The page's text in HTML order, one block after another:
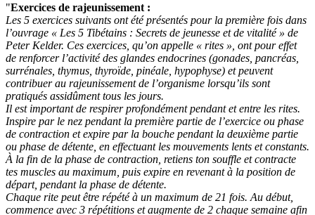
"Exercices de rajeunissement :
Les 5 exercices suivants ont été présentés pour la première fois dans
l’ouvrage « Les 5 Tibétains : Secrets de jeunesse et de vitalité » de
Peter Kelder. Ces exercices, qu’on appelle « rites », ont pour effet
de renforcer l’activité des glandes endocrines (gonades, pancréas,
surrénales, thymus, thyroïde, pinéale, hypophyse) et peuvent
contribuer au rajeunissement de l’organisme lorsqu’ils sont
pratiqués assidûment tous les jours.
Il est important de respirer profondément pendant et entre les rites.
Inspire par le nez pendant la première partie de l’exercice ou phase
de contraction et expire par la bouche pendant la deuxième partie
ou phase de détente, en effectuant les mouvements lents et constants.
À la fin de la phase de contraction, retiens ton souffle et contracte
tes muscles au maximum, puis expire en revenant à la position de
départ, pendant la phase de détente.
Chaque rite peut être répété à un maximum de 21 fois. Au début,
commence avec 3 répétitions et augmente de 2 chaque semaine afin